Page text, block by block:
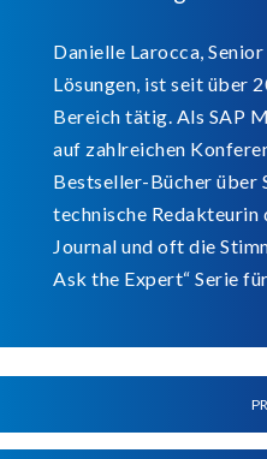
Danielle Larocca,
Lösungen, ist seit über
Bereich tätig. Als SAP
auf zahlreichen
Bestseller-Bücher über
technische Redakteurin
Journal und oft die
Ask the Expert“ Serie